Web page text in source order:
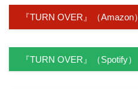
『TURN OVER』（Amazon）
『TURN OVER』（Spotify）